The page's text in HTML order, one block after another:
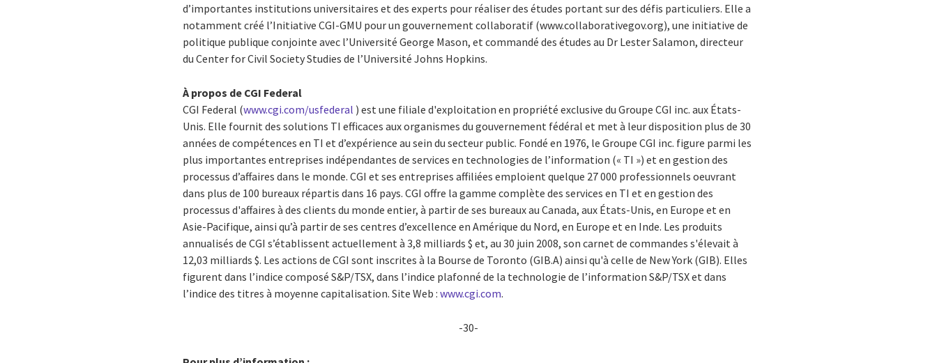
d’importantes institutions universitaires et des experts pour réaliser des études portant sur des défis particuliers. Elle a
notamment créé l’Initiative CGI-GMU pour un gouvernement collaboratif (www.collaborativegov.org), une initiative de
politique publique conjointe avec l’Université George Mason, et commandé des études au Dr Lester Salamon, directeur
du Center for Civil Society Studies de l’Université Johns Hopkins.
À propos de CGI Federal
CGI Federal (www.cgi.com/usfederal ) est une filiale d'exploitation en propriété exclusive du Groupe CGI inc. aux États-
Unis. Elle fournit des solutions TI efficaces aux organismes du gouvernement fédéral et met à leur disposition plus de 30
années de compétences en TI et d’expérience au sein du secteur public. Fondé en 1976, le Groupe CGI inc. figure parmi les
plus importantes entreprises indépendantes de services en technologies de l’information (« TI ») et en gestion des
processus d’affaires dans le monde. CGI et ses entreprises affiliées emploient quelque 27 000 professionnels oeuvrant
dans plus de 100 bureaux répartis dans 16 pays. CGI offre la gamme complète des services en TI et en gestion des
processus d'affaires à des clients du monde entier, à partir de ses bureaux au Canada, aux États-Unis, en Europe et en
Asie-Pacifique, ainsi qu’à partir de ses centres d’excellence en Amérique du Nord, en Europe et en Inde. Les produits
annualisés de CGI s’établissent actuellement à 3,8 milliards $ et, au 30 juin 2008, son carnet de commandes s'élevait à
12,03 milliards $. Les actions de CGI sont inscrites à la Bourse de Toronto (GIB.A) ainsi qu'à celle de New York (GIB). Elles
figurent dans l’indice composé S&P/TSX, dans l’indice plafonné de la technologie de l’information S&P/TSX et dans
l’indice des titres à moyenne capitalisation. Site Web :www.cgi.com.
-30-